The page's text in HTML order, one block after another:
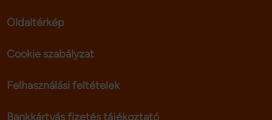
Oldaltérkép
Cookie szabályzat
Felhasználási feltételek
Bankkártyás fizetés tájékoztató